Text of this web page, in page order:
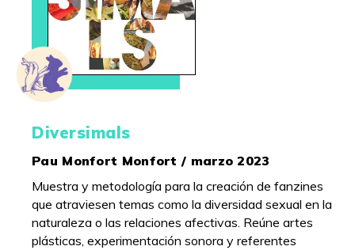
Diversimals
Pau Monfort Monfort / marzo 2023
Muestra y metodología para la creación de fanzines
que atraviesen temas como la diversidad sexual en la
naturaleza o las relaciones afectivas. Reúne artes
plásticas, experimentación sonora y referentes